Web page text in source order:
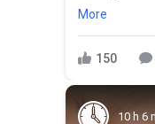
More
150
10 h 6